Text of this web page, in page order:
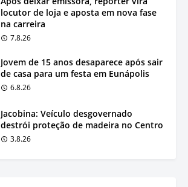
locutor de loja e aposta em nova fase
na carreira
7.8.26
Jovem de 15 anos desaparece após sair
de casa para um festa em Eunápolis
6.8.26
Jacobina: Veículo desgovernado
destrói proteção de madeira no Centro
3.8.26